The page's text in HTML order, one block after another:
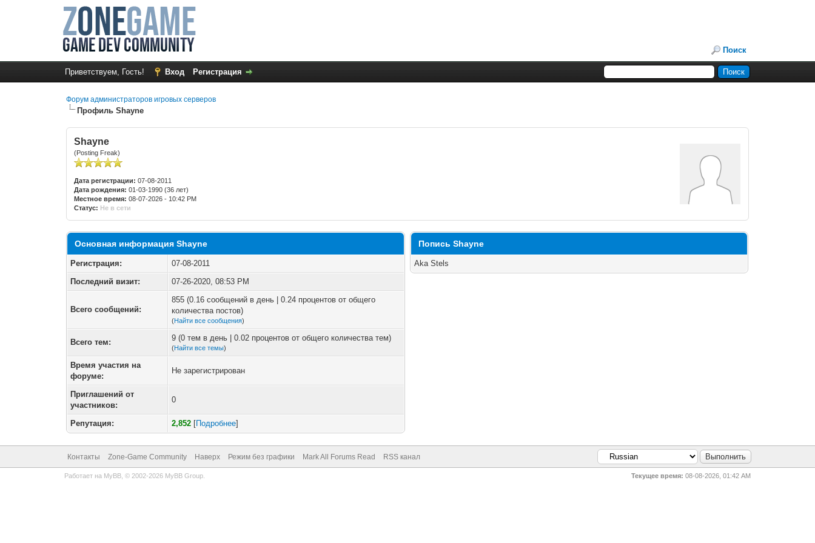
Поиск
Приветствуем, Гость! Вход Регистрация
Форум администраторов игровых серверов
Профиль Shayne
Shayne
(Posting Freak)
Дата регистрации: 07-08-2011
Дата рождения: 01-03-1990 (36 лет)
Местное время: 08-07-2026 - 10:42 PM
Статус: Не в сети
Основная информация Shayne
Регистрация:
07-08-2011
Последний визит:
07-26-2020, 08:53 PM
Всего сообщений:
855 (0.16 сообщений в день | 0.24 процентов от общего
количества постов)
(Найти все сообщения)
Всего тем: 9 (0 тем в день | 0.02 процентов от общего количества тем)
(Найти все темы)
Время участия на
форуме:
Не зарегистрирован
Приглашений от
участников:
0
Репутация: 2,852 [Подробнее]
Попись Shayne
Aka Stels
Контакты Zone-Game Community Наверх Режим без графики Mark All Forums Read RSS канал
Текущее время: 08-08-2026, 01:42 AM
Работает на MyBB, © 2002-2026 MyBB Group.